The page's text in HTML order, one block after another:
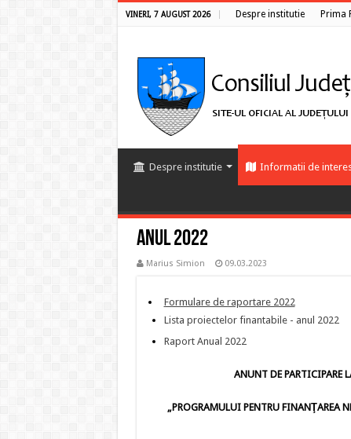
VINERI, 7 AUGUST 2026 Despre institutie Prima
Despre institutie Informatii de
Anul 2022
Marius Simion 09.03.2023
Formulare de raportare 2022
Lista proiectelor finantabile - anul 2022
Raport Anual 2022
ANUNT DE PARTICIPARE
„PROGRAMULUI PENTRU FINANŢAREA